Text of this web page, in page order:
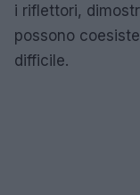
i riflettori,
possono
difficile.